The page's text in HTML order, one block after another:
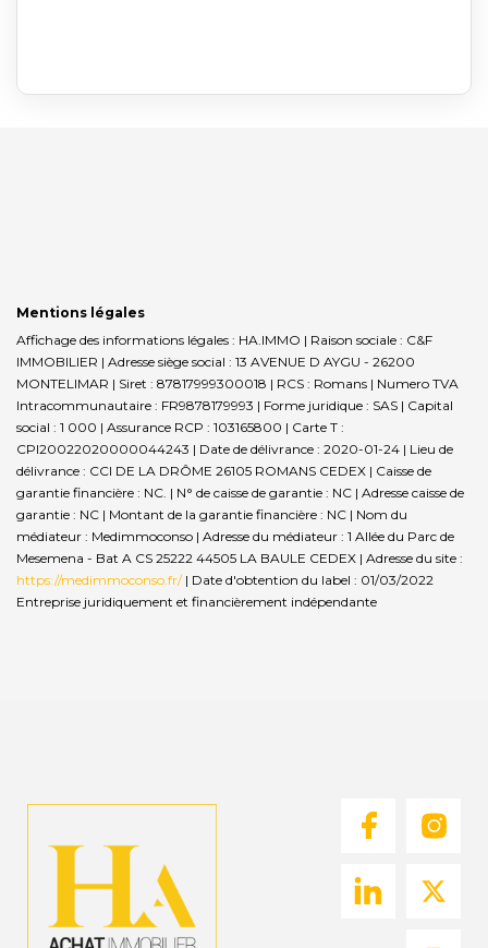
Mentions légales
Affichage des informations légales : HA.IMMO | Raison sociale : C&F
IMMOBILIER | Adresse siège social : 13 AVENUE D AYGU - 26200
MONTELIMAR | Siret : 87817999300018 | RCS : Romans | Numero TVA
Intracommunautaire : FR9878179993 | Forme juridique : SAS | Capital
social : 1 000 | Assurance RCP : 103165800 | Carte T :
CPI20022020000044243 | Date de délivrance : 2020-01-24 | Lieu de
délivrance : CCI DE LA DRÔME 26105 ROMANS CEDEX | Caisse de
garantie financière : NC. | N° de caisse de garantie : NC | Adresse caisse de
garantie : NC | Montant de la garantie financière : NC | Nom du
médiateur : Medimmoconso | Adresse du médiateur : 1 Allée du Parc de
Mesemena - Bat A CS 25222 44505 LA BAULE CEDEX | Adresse du site :
https://medimmoconso.fr/| Date d'obtention du label : 01/03/2022
Entreprise juridiquement et financièrement indépendante